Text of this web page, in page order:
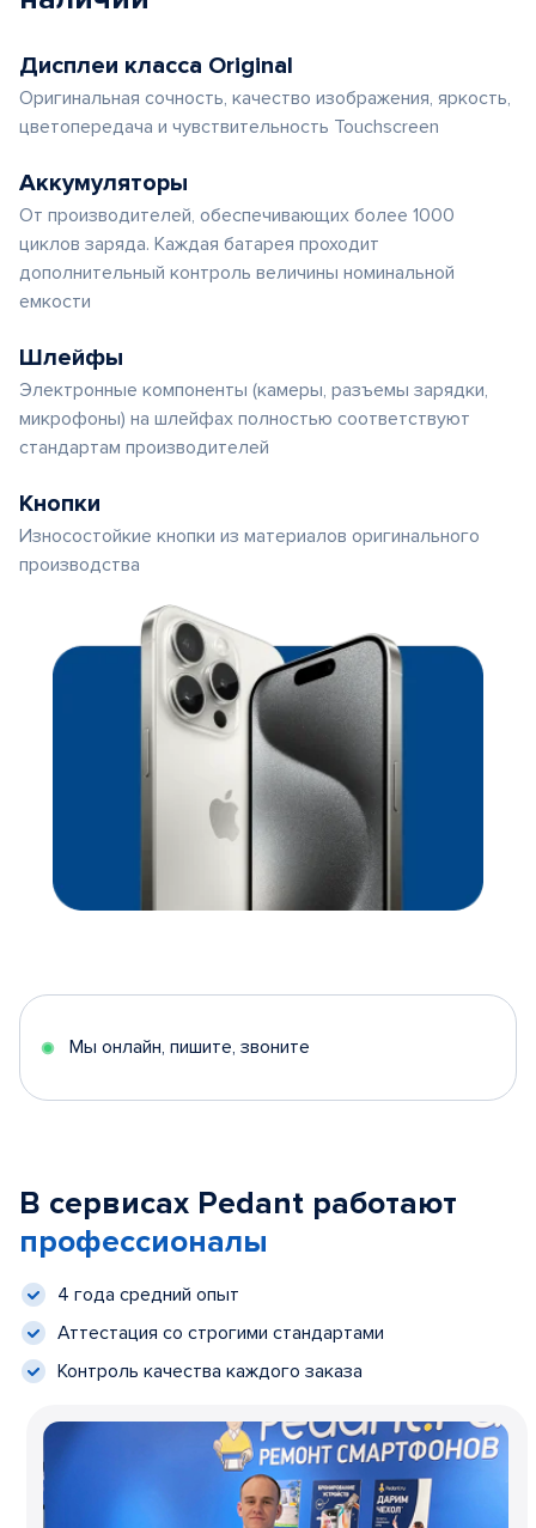
Дисплеи класса Original
Оригинальная сочность, качество изображения, яркость,
цветопередача и чувствительность Touchscreen
Аккумуляторы
От производителей, обеспечивающих более 1000
циклов заряда. Каждая батарея проходит
дополнительный контроль величины номинальной
емкости
Шлейфы
Электронные компоненты (камеры, разъемы зарядки,
микрофоны) на шлейфах полностью соответствуют
стандартам производителей
Кнопки
Износостойкие кнопки из материалов оригинального
производства
Мы онлайн, пишите, звоните
В сервисах Pedant работают
профессионалы
4 года средний опыт
Аттестация со строгими стандартами
Контроль качества каждого заказа